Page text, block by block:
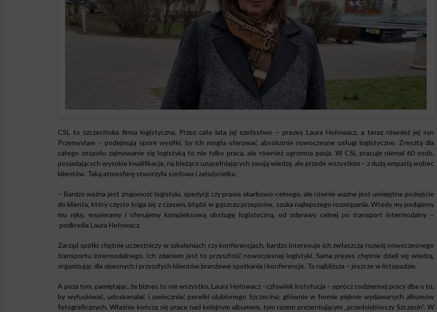
CSL to szczecińska firma logistyczna. Przez całe lata jej szefostwo – prezes Laura Hołowacz, a teraz również jej syn
Przemysław – podejmują spore wysiłki, by ich mogła oferować absolutnie nowoczesne usługi logistyczne. Zresztą dla
całego zespołu zajmowanie się logistyką to nie tylko praca, ale również ogromna pasja. W CSL pracuje niemal 60 osób,
posiadających wysokie kwalifikacje, na bieżąco uzupełniających swoją wiedzę, ale przede wszystkim – z dużą empatią wobec
klientów. Taką atmosferę stworzyła szefowa i założycielka.
– Bardzo ważna jest znajomość logistyki, spedycji czy prawa skarbowo-celnego, ale równie ważne jest umiejętne podejście
do klienta, który często ściga się z czasem, błądzi w gąszczu przepisów, szuka najlepszego rozwiązania. Wtedy my podajemy
mu rękę, wspieramy i oferujemy kompleksową obsługę logistyczną, od odprawy celnej po transport intermodalny –
podkreśla Laura Hołowacz.
Zarząd spółki chętnie uczestniczy w szkoleniach czy konferencjach, bardzo interesuje ich zwłaszcza rozwój nowoczesnego
transportu intermodalnego. Ich zdaniem jest to przyszłość nowoczesnej logistyki. Sama prezes chętnie dzieli się wiedzą,
organizując dla obecnych i przyszłych klientów branżowe spotkania i konferencje. Ta najbliższa – jeszcze w listopadzie.
A poza tym, pamiętając, że biznes to nie wszystko, Laura Hołowacz –człowiek instytucja – oprócz codziennej pracy dba o to,
by wyłuskiwać, udoskonalać i uwieczniać perełki ulubionego Szczecina; głównie w formie pięknie wydawanych albumów
fotograficznych. Właśnie kończą się prace nad kolejnym albumem, tym razem prezentującym „przedsiębiorczy Szczecin”. W